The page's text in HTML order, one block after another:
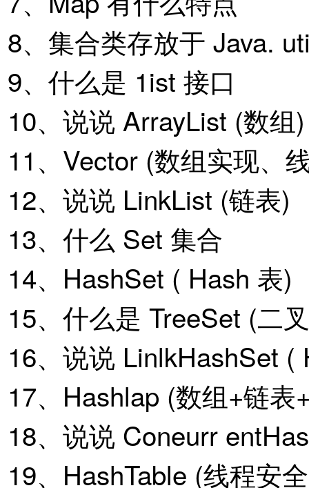
8、集合类存放于 Java.
9、什么是 1ist 接口
10、说说 ArrayList (数组)
11、Vector (数组实现、
12、说说 LinkList (链表)
13、什么 Set 集合
14、HashSet ( Hash 表)
15、什么是 TreeSet (二
16、说说 LinlkHashSet
17、Hashlap (数组+链表
18、说说 Coneurr
19、HashTable (线程安